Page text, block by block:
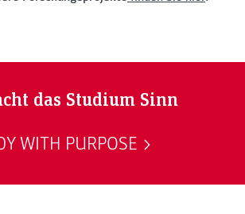
das Studium Sinn
WITH PURPOSE